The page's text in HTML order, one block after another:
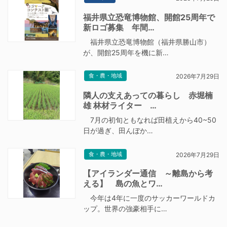
福井県立恐竜博物館、開館25周年で
新ロゴ募集 年間…
福井県立恐竜博物館（福井県勝山市）
が、開館25周年を機に新…
食・農・地域 2026年7月29日
隣人の支えあっての暮らし 赤堀楠
雄 林材ライター …
7月の初旬ともなれば田植えから40~50
日が過ぎ、田んぼか…
食・農・地域 2026年7月29日
【アイランダー通信 ～離島から考
える】 島の魚とワ…
今年は4年に一度のサッカーワールドカ
ップ。世界の強豪相手に…